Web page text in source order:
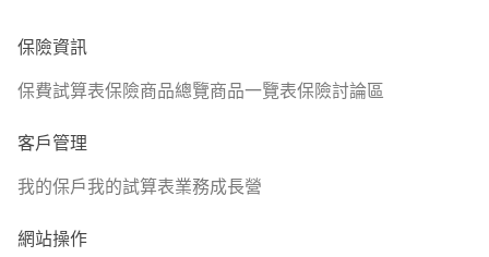
照險
保險資訊
保費試算表保險商品總覽商品一覽表保險討論區
客戶管理
我的保戶我的試算表業務成長營
網站操作